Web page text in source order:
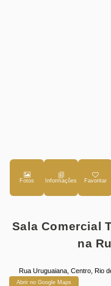
Fotos Favoritar
Sala Comercial
na
Rua Uruguaiana ,Centro ,Rio
Abrir no Google Maps